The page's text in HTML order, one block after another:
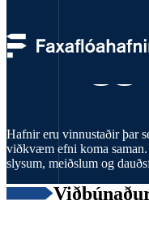
Hafnir eru vinnustaðir þar
viðkvæm efni koma
slysum, meiðslum og